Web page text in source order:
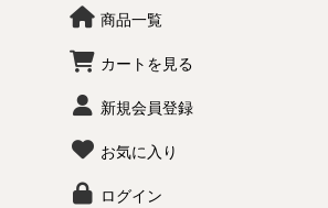
商品一覧
カートを見る
新規会員登録
お気に入り
ログイン